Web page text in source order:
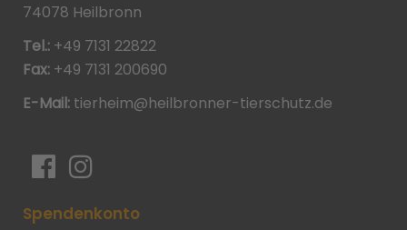
74078 Heilbronn
Tel.: +49 7131 22822
Fax: +49 7131 200690
E-Mail: tierheim@heilbronner-tierschutz.de
Spendenkonto